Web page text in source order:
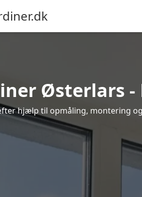
Østerlars
hjælp til opmåling, montering